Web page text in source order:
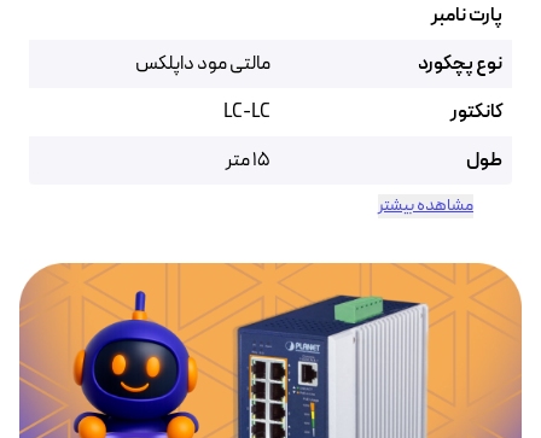
پارت نامبر
نوع پچکورد
مالتی مود داپلکس
کانکتور
LC-LC
طول
15 متر
مشاهده بیشتر